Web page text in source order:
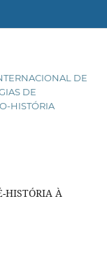
DE
DE
HISTÓRIA
HISTÓRIA À